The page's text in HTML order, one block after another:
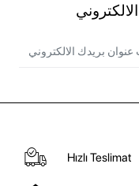
Hızlı Teslimat